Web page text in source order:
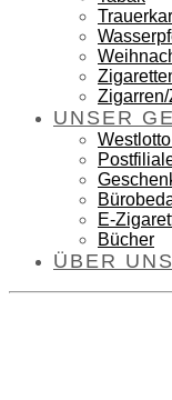
UNSER
E-
Bücher
ÜBER UNS